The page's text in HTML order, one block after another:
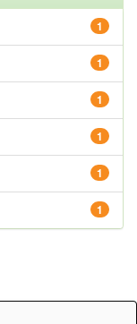
1
1
1
1
1
1